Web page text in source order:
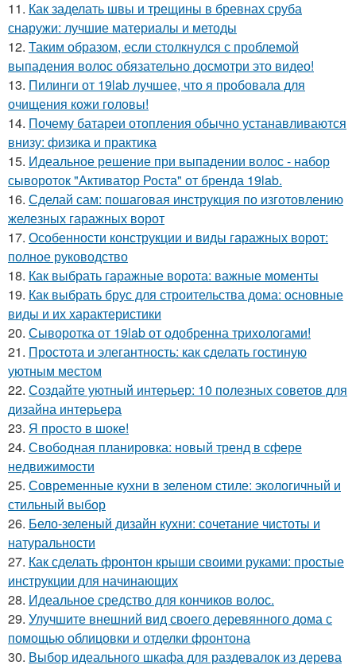
11. Как заделать швы и трещины в бревнах сруба
снаружи: лучшие материалы и методы
12. Таким образом, если столкнулся с проблемой
выпадения волос обязательно досмотри это видео!
13. Пилинги от 19lab лучшее, что я пробовала для
очищения кожи головы!
14. Почему батареи отопления обычно устанавливаются
внизу: физика и практика
15. Идеальное решение при выпадении волос - набор
сывороток "Активатор Роста" от бренда 19lab.
16. Сделай сам: пошаговая инструкция по изготовлению
железных гаражных ворот
17. Особенности конструкции и виды гаражных ворот:
полное руководство
18. Как выбрать гаражные ворота: важные моменты
19. Как выбрать брус для строительства дома: основные
виды и их характеристики
20. Сыворотка от 19lab от одобренна трихологами!
21. Простота и элегантность: как сделать гостиную
уютным местом
22. Создайте уютный интерьер: 10 полезных советов для
дизайна интерьера
23. Я просто в шоке!
24. Свободная планировка: новый тренд в сфере
недвижимости
25. Современные кухни в зеленом стиле: экологичный и
стильный выбор
26. Бело-зеленый дизайн кухни: сочетание чистоты и
натуральности
27. Как сделать фронтон крыши своими руками: простые
инструкции для начинающих
28. Идеальное средство для кончиков волос.
29. Улучшите внешний вид своего деревянного дома с
помощью облицовки и отделки фронтона
30. Выбор идеального шкафа для раздевалок из дерева